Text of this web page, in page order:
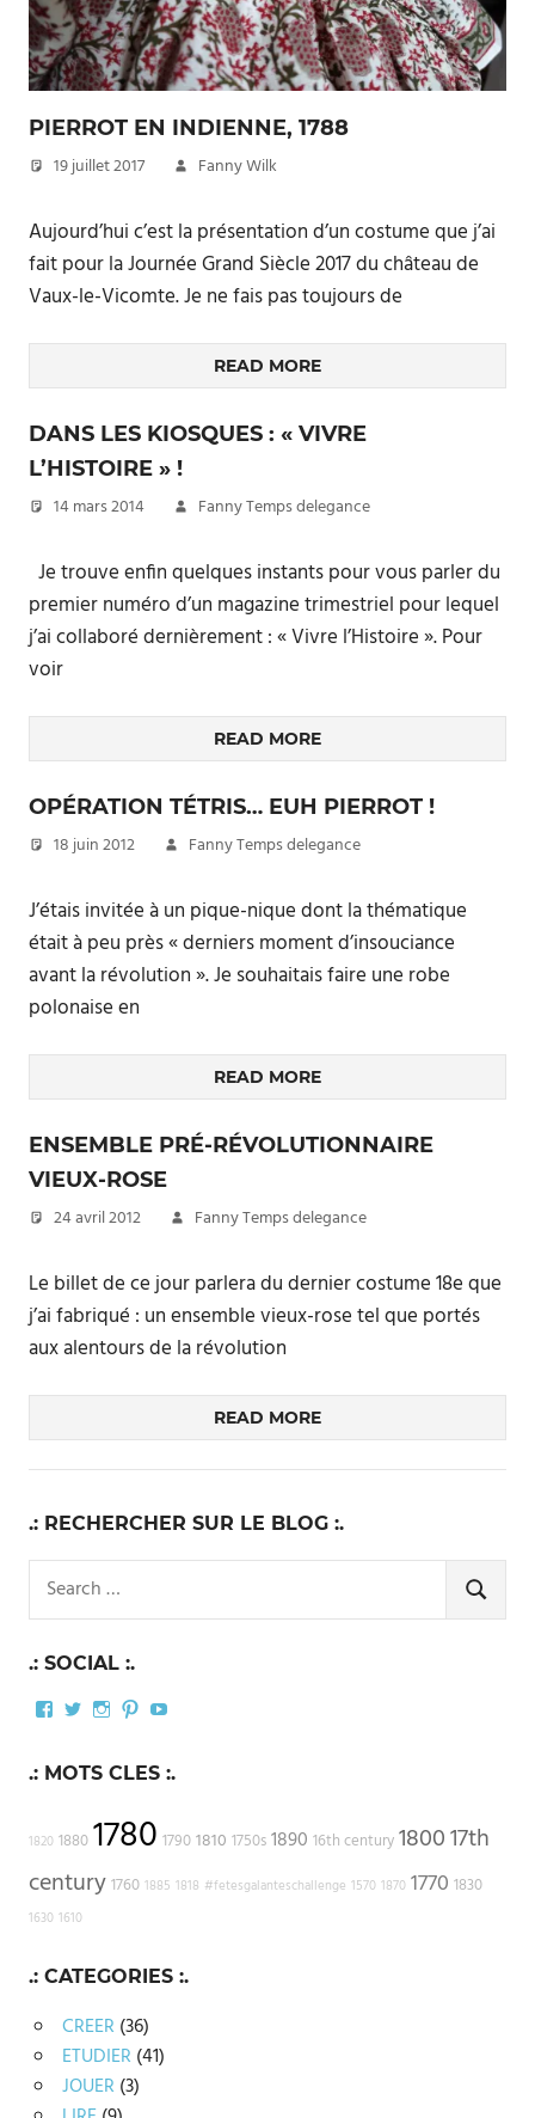
PIERROT EN INDIENNE, 1788
19 juillet 2017 Fanny Wilk
Aujourd’hui c’est la présentation d’un costume que j’ai
fait pour la Journée Grand Siècle 2017 du château de
Vaux-le-Vicomte. Je ne fais pas toujours de
READ MORE
DANS LES KIOSQUES : « VIVRE
L’HISTOIRE » !
14 mars 2014 Fanny Temps delegance
Je trouve enfin quelques instants pour vous parler du
premier numéro d’un magazine trimestriel pour lequel
j’ai collaboré dernièrement : « Vivre l’Histoire ». Pour
voir
READ MORE
OPÉRATION TÉTRIS… EUH PIERROT !
18 juin 2012 Fanny Temps delegance
J’étais invitée à un pique-nique dont la thématique
était à peu près « derniers moment d’insouciance
avant la révolution ». Je souhaitais faire une robe
polonaise en
READ MORE
ENSEMBLE PRÉ-RÉVOLUTIONNAIRE
VIEUX-ROSE
24 avril 2012 Fanny Temps delegance
Le billet de ce jour parlera du dernier costume 18e que
j’ai fabriqué : un ensemble vieux-rose tel que portés
aux alentours de la révolution
READ MORE
.: RECHERCHER SUR LE BLOG :.
for:
SEARCH
.: SOCIAL :.
Facebook
TwitterInstagram
PinterestYouTube
.: MOTS CLES :.
1820 1880 1780 1790 1810 1750s 1890 16th century 180017th
century 1760 1885 1818 #fetesgalanteschallenge 1570 1870 1770 1830
1630 1610
.: CATEGORIES :.
CREER (36)
ETUDIER (41)
JOUER (3)